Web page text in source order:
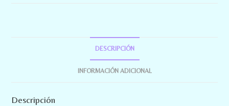
DESCRIPCIÓN
INFORMACIÓN ADICIONAL
Descripción